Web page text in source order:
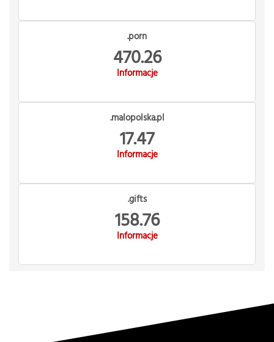
.porn
470.26
Informacje
.malopolska.pl
17.47
Informacje
.gifts
158.76
Informacje